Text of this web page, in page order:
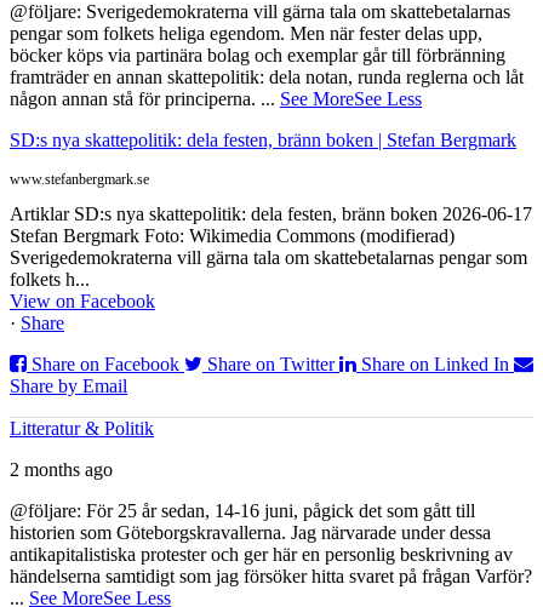
@följare: Sverigedemokraterna vill gärna tala om skattebetalarnas
pengar som folkets heliga egendom. Men när fester delas upp,
böcker köps via partinära bolag och exemplar går till förbränning
framträder en annan skattepolitik: dela notan, runda reglerna och låt
någon annan stå för principerna. ... See MoreSee Less
SD:s nya skattepolitik: dela festen, bränn boken | Stefan Bergmark
www.stefanbergmark.se
Artiklar SD:s nya skattepolitik: dela festen, bränn boken 2026-06-17
Stefan Bergmark Foto: Wikimedia Commons (modifierad)
Sverigedemokraterna vill gärna tala om skattebetalarnas pengar som
folkets h...
View on Facebook
· Share
Share on Facebook
Share on Twitter
Share on Linked In
Share by Email
Litteratur & Politik
2 months ago
@följare: För 25 år sedan, 14-16 juni, pågick det som gått till
historien som Göteborgskravallerna. Jag närvarade under dessa
antikapitalistiska protester och ger här en personlig beskrivning av
händelserna samtidigt som jag försöker hitta svaret på frågan Varför?
... See MoreSee Less